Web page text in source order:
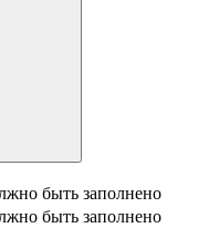
быть заполнено
быть заполнено